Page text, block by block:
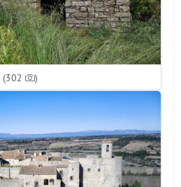
(302 )